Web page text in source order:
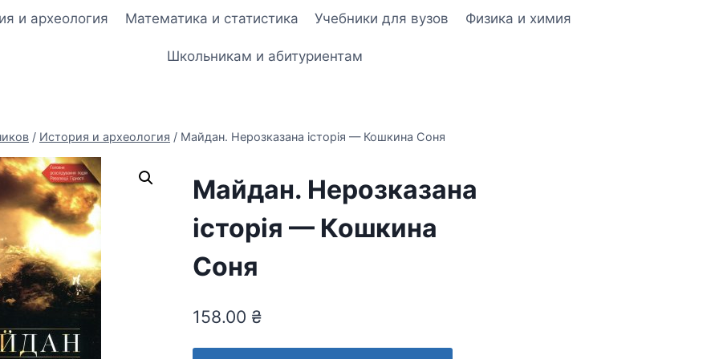
и археология Математика и статистика Учебники для вузов Физика и химия
Школьникам и абитуриентам
/ История и археология / Майдан. Нерозказана історія — Кошкина Соня
Майдан. Нерозказана
історія — Кошкина
Соня
158.00 ₴